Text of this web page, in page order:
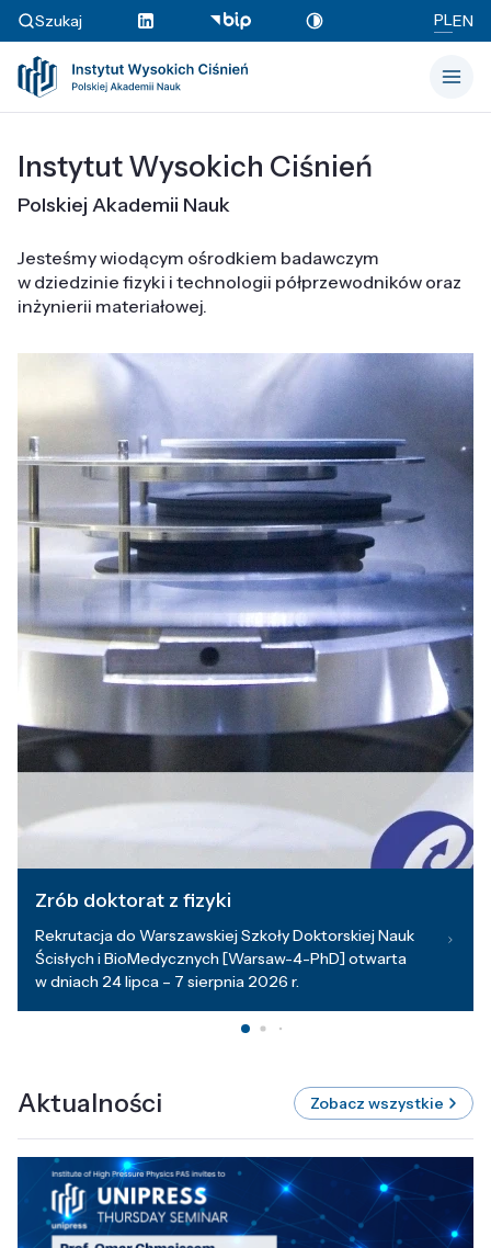
Szukaj PLEN
Instytut Wysokich Ciśnień
Polskiej Akademii Nauk
Jesteśmy wiodącym ośrodkiem badawczym
w dziedzinie fizyki i technologii półprzewodników oraz
inżynierii materiałowej.
Zrób doktorat z fizyki
Rekrutacja do Warszawskiej Szkoły Doktorskiej Nauk
Ścisłych i BioMedycznych [Warsaw-4-PhD] otwarta
w dniach 24 lipca – 7 sierpnia 2026 r.
Aktualności Zobacz wszystkie